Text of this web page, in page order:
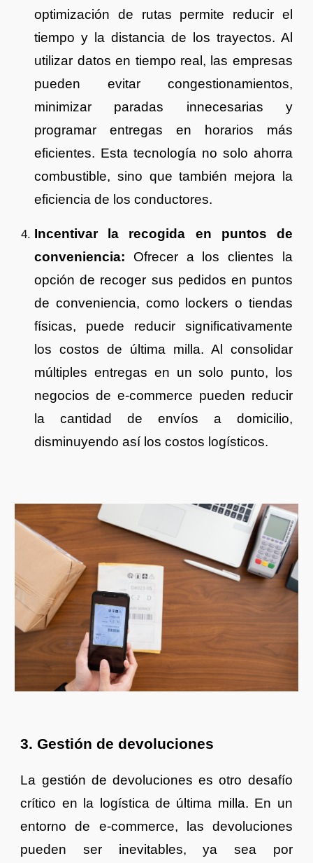
optimización de rutas permite reducir el
tiempo y la distancia de los trayectos. Al
utilizar datos en tiempo real, las empresas
pueden evitar congestionamientos,
minimizar paradas innecesarias y
programar entregas en horarios más
eficientes. Esta tecnología no solo ahorra
combustible, sino que también mejora la
eficiencia de los conductores.
Incentivar la recogida en puntos de
conveniencia: Ofrecer a los clientes la
opción de recoger sus pedidos en puntos
de conveniencia, como lockers o tiendas
físicas, puede reducir significativamente
los costos de última milla. Al consolidar
múltiples entregas en un solo punto, los
negocios de e-commerce pueden reducir
la cantidad de envíos a domicilio,
disminuyendo así los costos logísticos.
3. Gestión de devoluciones
La gestión de devoluciones es otro desafío
crítico en la logística de última milla. En un
entorno de e-commerce, las devoluciones
pueden ser inevitables, ya sea por